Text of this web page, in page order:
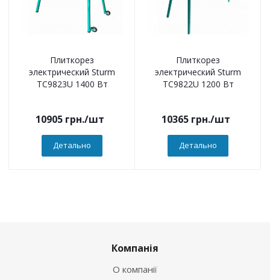
Плиткорез
электрический Sturm
TC9823U 1400 Вт
10905 грн./шт
Детально
Плиткорез
электрический Sturm
TC9822U 1200 Вт
10365 грн./шт
Детально
Компанія
О компанії